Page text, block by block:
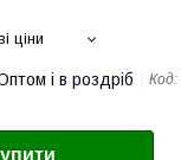
ціни
і в роздріб Код: